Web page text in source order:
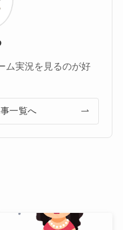
ム実況を見るのが好
一覧へ